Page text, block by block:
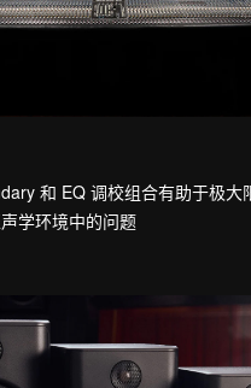
和 EQ 调校组合有助于极大
学环境中的问题